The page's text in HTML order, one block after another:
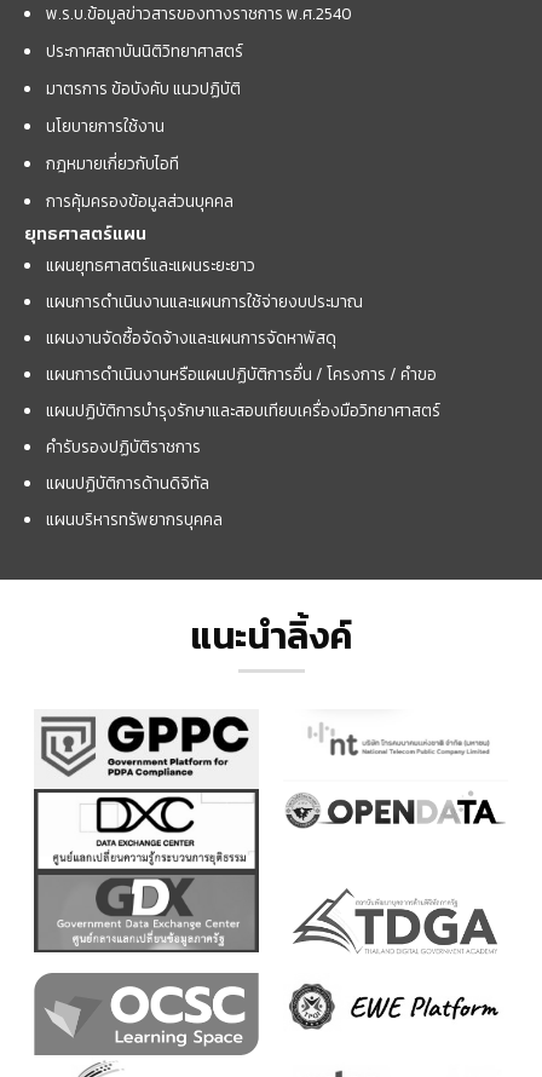
พ.ร.บ.ข้อมูลข่าวสารของทางราชการ พ.ศ.2540
ประกาศสถาบันนิติวิทยาศาสตร์
มาตรการ ข้อบังคับ แนวปฏิบัติ
นโยบายการใช้งาน
กฎหมายเกี่ยวกับไอที
การคุ้มครองข้อมูลส่วนบุคคล
ยุทธศาสตร์แผน
แผนยุทธศาสตร์และแผนระยะยาว
แผนการดำเนินงานและแผนการใช้จ่ายงบประมาณ
แผนงานจัดซื้อจัดจ้างและแผนการจัดหาพัสดุ
แผนการดำเนินงานหรือแผนปฏิบัติการอื่น / โครงการ / คำขอ
แผนปฏิบัติการบำรุงรักษาและสอบเทียบเครื่องมือวิทยาศาสตร์
คำรับรองปฏิบัติราชการ
แผนปฏิบัติการด้านดิจิทัล
แผนบริหารทรัพยากรบุคคล
แนะนำลิ้งค์